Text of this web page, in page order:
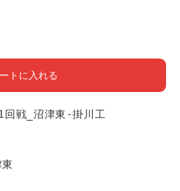
トに入れる
回戦_沼津東-掛川工